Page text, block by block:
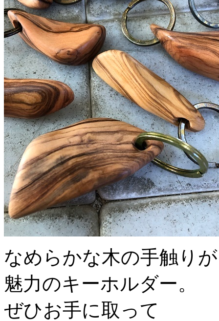
なめらかな木の手触りが
魅力のキーホルダー。
ぜひお手に取って